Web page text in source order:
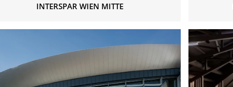
INTERSPAR WIEN MITTE